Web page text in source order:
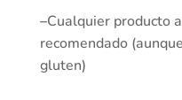
–Cualquier producto
recomendado
gluten)